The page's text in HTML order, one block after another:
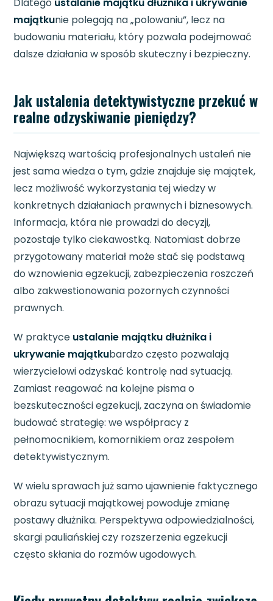
majątkunie polegają na „polowaniu”, lecz na
budowaniu materiału, który pozwala podejmować
dalsze działania w sposób skuteczny i bezpieczny.
Jak ustalenia detektywistyczne przekuć w
realne odzyskiwanie pieniędzy?
Największą wartością profesjonalnych ustaleń nie
jest sama wiedza o tym, gdzie znajduje się majątek,
lecz możliwość wykorzystania tej wiedzy w
konkretnych działaniach prawnych i biznesowych.
Informacja, która nie prowadzi do decyzji,
pozostaje tylko ciekawostką. Natomiast dobrze
przygotowany materiał może stać się podstawą
do wznowienia egzekucji, zabezpieczenia roszczeń
albo zakwestionowania pozornych czynności
prawnych.
W praktyce ustalanie majątku dłużnika i
ukrywanie majątkubardzo często pozwalają
wierzycielowi odzyskać kontrolę nad sytuacją.
Zamiast reagować na kolejne pisma o
bezskuteczności egzekucji, zaczyna on świadomie
budować strategię: we współpracy z
pełnomocnikiem, komornikiem oraz zespołem
detektywistycznym.
W wielu sprawach już samo ujawnienie faktycznego
obrazu sytuacji majątkowej powoduje zmianę
postawy dłużnika. Perspektywa odpowiedzialności,
skargi pauliańskiej czy rozszerzenia egzekucji
często skłania do rozmów ugodowych.